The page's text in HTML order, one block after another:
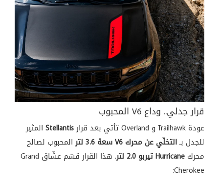
قرار جدلي.. وداع V6 المحبوب
عودة Trailhawk و Overland تأتي بعد قرار Stellantis المثير
للجدل بـالتخلّي عن محرك V6 سعة 3.6 لتر
المحبوب لصالح
محرك Hurricane تيربو 2.0 لتر . هذا القرار
قسّم عشّاق Grand
Cherokee: